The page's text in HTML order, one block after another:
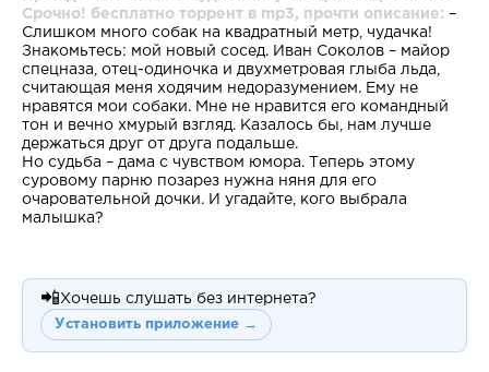
Срочно! бесплатно торрент в mp3, прочти описание: –
Слишком много собак на квадратный метр, чудачка!
Знакомьтесь: мой новый сосед. Иван Соколов – майор
спецназа, отец-одиночка и двухметровая глыба льда,
считающая меня ходячим недоразумением. Ему не
нравятся мои собаки. Мне не нравится его командный
тон и вечно хмурый взгляд. Казалось бы, нам лучше
держаться друг от друга подальше.
Но судьба – дама с чувством юмора. Теперь этому
суровому парню позарез нужна няня для его
очаровательной дочки. И угадайте, кого выбрала
малышка?
📲 Хочешь слушать без интернета?
Установить приложение →